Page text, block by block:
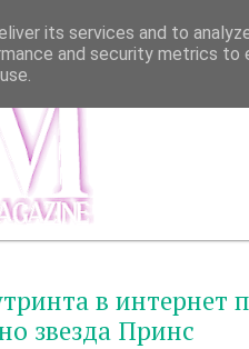
в интернет
звезда Принс
its services and to
and security metrics to